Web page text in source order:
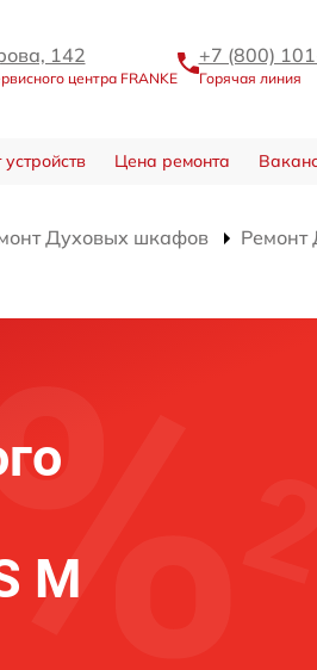
142
центра FRANKE
+7 (800)
Горячая линия
Цена ремонта
Духовых шкафов
Ремонт
M